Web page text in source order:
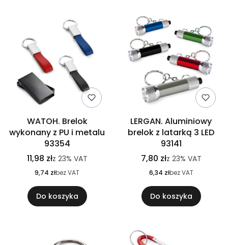
WATOH. Brelok
wykonany z PU i metalu
93354
11,98 złz 23% VAT
9,74 złbez VAT
Do koszyka
LERGAN. Aluminiowy
brelok z latarką 3 LED
93141
7,80 złz 23% VAT
6,34 złbez VAT
Do koszyka